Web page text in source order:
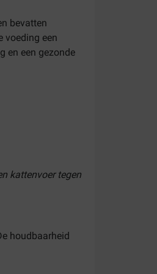
bevatten
voeding een
en een gezonde
kattenvoer tegen
houdbaarheid